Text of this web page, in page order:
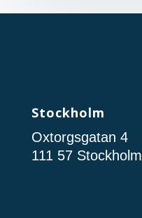
Stockholm
Oxtorgsgatan 4
111 57 Stockholm